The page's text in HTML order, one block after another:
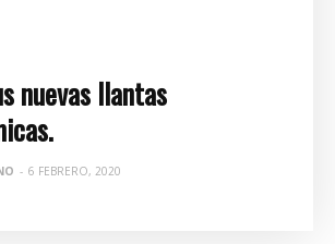
nuevas llantas
- 6 FEBRERO, 2020